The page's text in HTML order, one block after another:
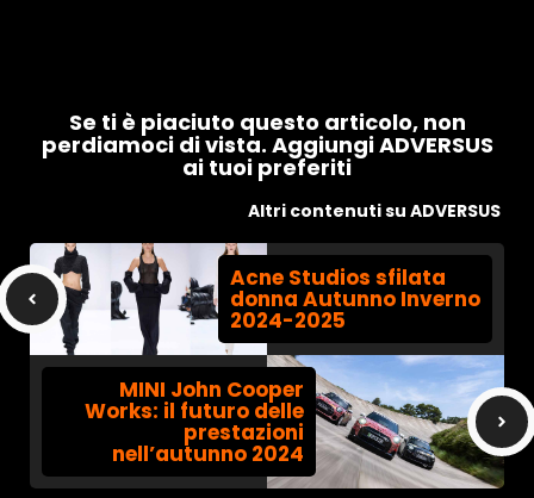
Se ti è piaciuto questo articolo, non
perdiamoci di vista. Aggiungi ADVERSUS
ai tuoi preferiti
Altri contenuti su ADVERSUS
Acne Studios sfilata
donna Autunno Inverno
2024-2025
MINI John Cooper
Works: il futuro delle
prestazioni
nell’autunno 2024